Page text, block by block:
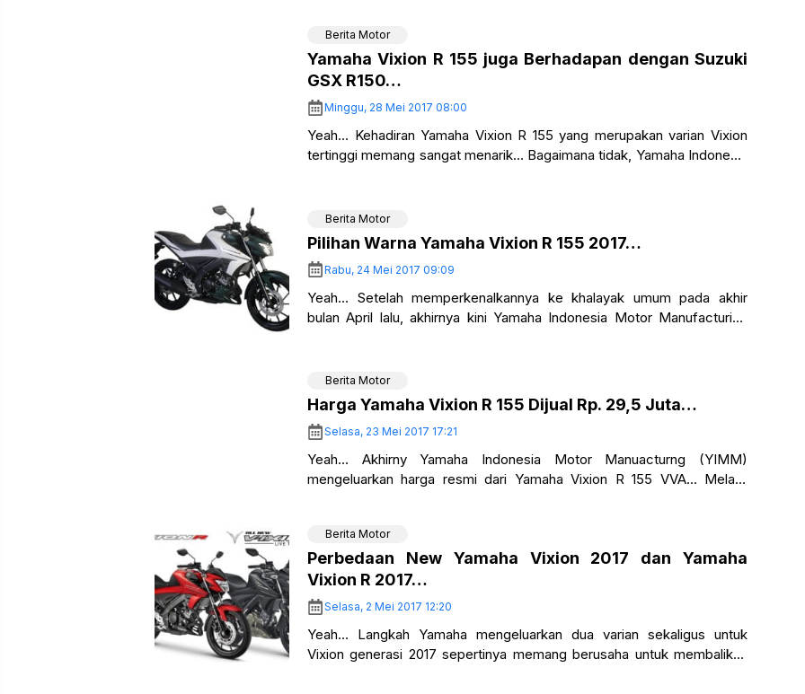
Berita Motor
Yamaha Vixion R 155 juga Berhadapan dengan Suzuki
GSX R150…
Minggu, 28 Mei 2017 08:00
Yeah… Kehadiran Yamaha Vixion R 155 yang merupakan varian Vixion
tertinggi memang sangat menarik… Bagaimana tidak, Yamaha Indonesia
Berita Motor
Pilihan Warna Yamaha Vixion R 155 2017…
Rabu, 24 Mei 2017 09:09
Yeah… Setelah memperkenalkannya ke khalayak umum pada akhir
bulan April lalu, akhirnya kini Yamaha Indonesia Motor Manufacturing
Berita Motor
Harga Yamaha Vixion R 155 Dijual Rp. 29,5 Juta…
Selasa, 23 Mei 2017 17:21
Yeah… Akhirny Yamaha Indonesia Motor Manuacturng (YIMM)
mengeluarkan harga resmi dari Yamaha Vixion R 155 VVA… Melalui
Berita Motor
Perbedaan New Yamaha Vixion 2017 dan Yamaha
Vixion R 2017…
Selasa, 2 Mei 2017 12:20
Yeah… Langkah Yamaha mengeluarkan dua varian sekaligus untuk
Vixion generasi 2017 sepertinya memang berusaha untuk membalikan